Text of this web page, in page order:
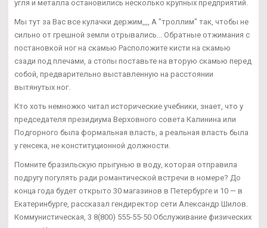
угля и металла остановились несколько крупных предприятий.
Мы тут за Вас все кулачки держим,,,, А "троллим" так, чтобы не
сильно от грешной земли отрывались... Обратные отжимания с
постановкой ног на скамью Расположите кисти на скамью
сзади под плечами, а стопы поставьте на вторую скамью перед
собой, предварительно выставленную на расстоянии
вытянутых ног.
Кто хоть немножко читал исторические учебники, знает, что у
председателя президиума Верховного совета Калинина или
Подгорного была формальная власть, а реальная власть была
у генсека, не конституционной должности.
Помните бразильскую прыгунью в воду, которая отправила
подругу погулять ради романтической встречи в номере? До
конца года будет открыто 30 магазинов в Петербурге и 10 — в
Екатеринбурге, рассказал гендиректор сети Александр Шилов.
Коммунистическая, 3 8(800) 555-55-50 Обслуживание физических